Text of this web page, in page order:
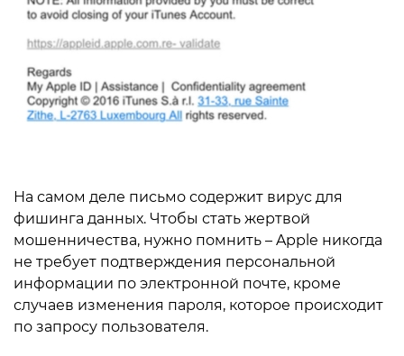
На самом деле письмо содержит вирус для
фишинга данных. Чтобы стать жертвой
мошенничества, нужно помнить – Apple никогда
не требует подтверждения персональной
информации по электронной почте, кроме
случаев изменения пароля, которое происходит
по запросу пользователя.